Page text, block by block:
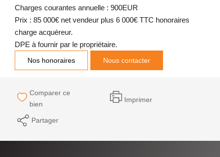
Charges courantes annuelle : 900EUR
Prix : 85 000€ net vendeur plus 6 000€ TTC honoraires
charge acquéreur.
DPE à fournir par le propriétaire.
Nos honoraires Nous contacter
Comparer ce
bien
Imprimer
Partager